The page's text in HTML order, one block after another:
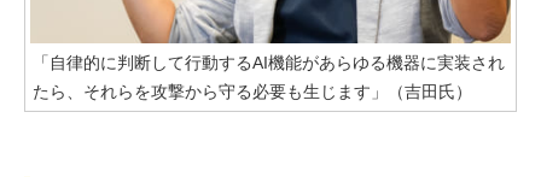
「自律的に判断して行動するAI機能があらゆる機器に実装され
たら、それらを攻撃から守る必要も生じます」（吉田氏）